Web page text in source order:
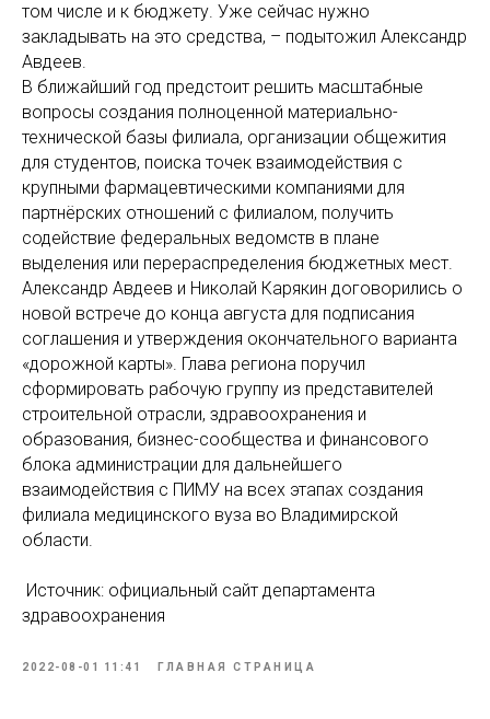
том числе и к бюджету. Уже сейчас нужно
закладывать на это средства, – подытожил Александр
Авдеев.
В ближайший год предстоит решить масштабные
вопросы создания полноценной материально-
технической базы филиала, организации общежития
для студентов, поиска точек взаимодействия с
крупными фармацевтическими компаниями для
партнёрских отношений с филиалом, получить
содействие федеральных ведомств в плане
выделения или перераспределения бюджетных мест.
Александр Авдеев и Николай Карякин договорились о
новой встрече до конца августа для подписания
соглашения и утверждения окончательного варианта
«дорожной карты». Глава региона поручил
сформировать рабочую группу из представителей
строительной отрасли, здравоохранения и
образования, бизнес-сообщества и финансового
блока администрации для дальнейшего
взаимодействия с ПИМУ на всех этапах создания
филиала медицинского вуза во Владимирской
области.
Источник: официальный сайт департамента
здравоохранения
2022-08-01 11:41 ГЛАВНАЯ СТРАНИЦА